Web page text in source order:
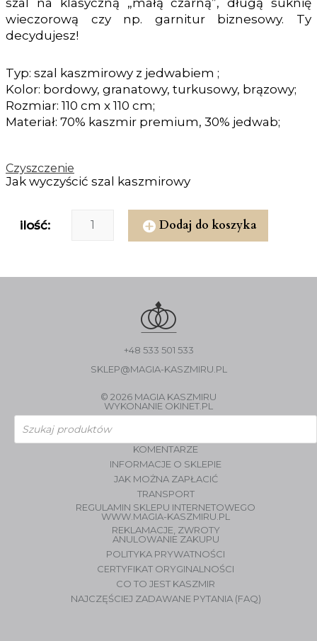
wieczorową czy np. garnitur biznesowy. Ty
decydujesz!
Typ: szal kaszmirowy z jedwabiem ;
Kolor: bordowy, granatowy, turkusowy, brązowy;
Rozmiar: 110 cm x 110 cm;
Materiał: 70% kaszmir premium, 30% jedwab;
Czyszczenie
Jak wyczyścić szal kaszmirowy
ilość: Dodaj do koszyka
+48 533 501 533
SKLEP@MAGIA-KASZMIRU.PL
© 2026 MAGIA KASZMIRU
WYKONANIE OKINET.PL
Wyszukiwarka
produktów
KOMENTARZE
INFORMACJE O SKLEPIE
JAK MOŻNA ZAPŁACIĆ
TRANSPORT
REGULAMIN SKLEPU INTERNETOWEGO
WWW.MAGIA-KASZMIRU.PL
REKLAMACJE, ZWROTY
ANULOWANIE ZAKUPU
POLITYKA PRYWATNOŚCI
CERTYFIKAT ORYGINALNOŚCI
CO TO JEST KASZMIR
NAJCZĘŚCIEJ ZADAWANE PYTANIA (FAQ)